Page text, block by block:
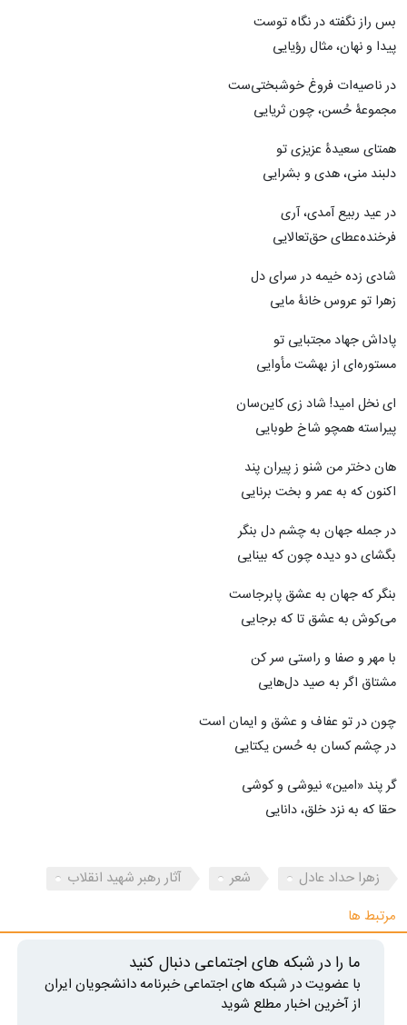
بس راز نگفته در نگاه توست
پیدا و نهان، مثال رؤیایی
در ناصیه‌ات فروغ خوشبختی‌ست
مجموعۀ حُسن، چون ثریایی
همتای سعیدۀ عزیزی تو
دلبند منی، هدی و بشرایی
در عید ربیع آمدی، آری
فرخنده‌عطای حق‌تعالایی
شادی زده خیمه در سرای دل
زهرا تو عروس خانۀ مایی
پاداش جهاد مجتبایی تو
مستوره‌ای از بهشت مأوایی
ای نخل امید! شاد زی کاین‌سان
پیراسته همچو شاخ طوبایی
هان دختر من شنو ز پیران پند
اکنون که به عمر و بخت برنایی
در جمله‌ جهان به چشم دل بنگر
بگشای دو دیده چون که بینایی
بنگر که جهان به عشق پابرجاست
می‌کوش به عشق تا که برجایی
با مهر و صفا و راستی سر کن
مشتاق اگر به صید دل‌هایی
چون در تو عفاف و عشق و ایمان است
در چشم کسان به حُسن یکتایی
گر پند «امین» نیوشی و کوشی
حقا که به نزد خلق، دانایی
زهرا حداد عادل شعر
آثار رهبر شهید انقلاب
مرتبط ها
ما را در شبکه های اجتماعی دنبال کنید
با عضویت در شبکه های اجتماعی خبرنامه دانشجویان ایران
از آخرین اخبار مطلع شوید